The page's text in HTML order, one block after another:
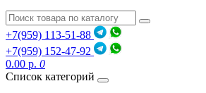
+7(959) 113-51-88
+7(959) 152-47-92
0.00 р. 0
Список категорий